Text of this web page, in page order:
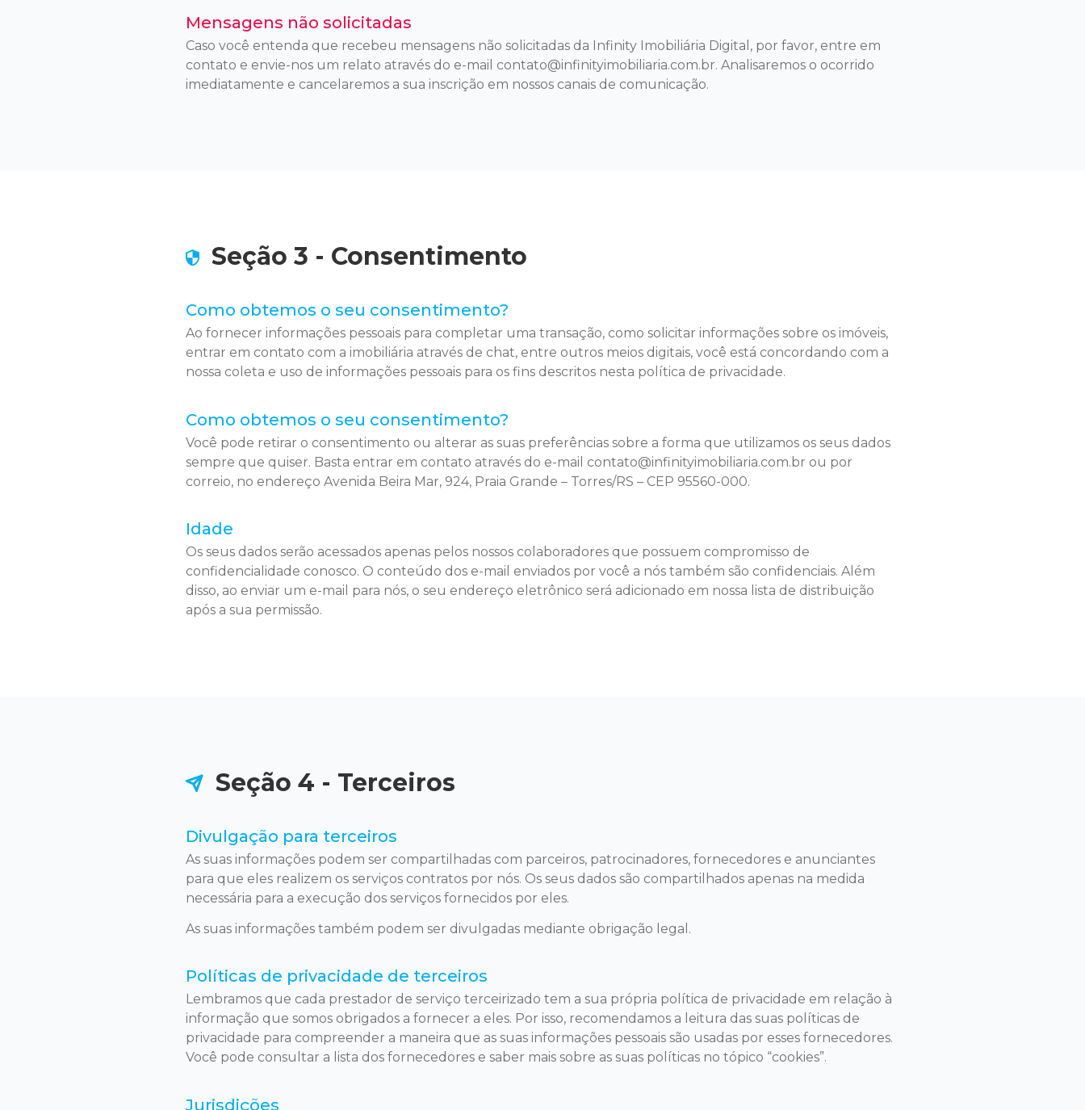
Mensagens não solicitadas
Caso você entenda que recebeu mensagens não solicitadas da Infinity Imobiliária Digital, por favor, entre em
contato e envie-nos um relato através do e-mail contato@infinityimobiliaria.com.br. Analisaremos o ocorrido
imediatamente e cancelaremos a sua inscrição em nossos canais de comunicação.
Seção 3 - Consentimento
Como obtemos o seu consentimento?
Ao fornecer informações pessoais para completar uma transação, como solicitar informações sobre os imóveis,
entrar em contato com a imobiliária através de chat, entre outros meios digitais, você está concordando com a
nossa coleta e uso de informações pessoais para os fins descritos nesta política de privacidade.
Como obtemos o seu consentimento?
Você pode retirar o consentimento ou alterar as suas preferências sobre a forma que utilizamos os seus dados
sempre que quiser. Basta entrar em contato através do e-mail contato@infinityimobiliaria.com.br ou por
correio, no endereço Avenida Beira Mar, 924, Praia Grande – Torres/RS – CEP 95560-000.
Idade
Os seus dados serão acessados apenas pelos nossos colaboradores que possuem compromisso de
confidencialidade conosco. O conteúdo dos e-mail enviados por você a nós também são confidenciais. Além
disso, ao enviar um e-mail para nós, o seu endereço eletrônico será adicionado em nossa lista de distribuição
após a sua permissão.
Seção 4 - Terceiros
Divulgação para terceiros
As suas informações podem ser compartilhadas com parceiros, patrocinadores, fornecedores e anunciantes
para que eles realizem os serviços contratos por nós. Os seus dados são compartilhados apenas na medida
necessária para a execução dos serviços fornecidos por eles.
As suas informações também podem ser divulgadas mediante obrigação legal.
Políticas de privacidade de terceiros
Lembramos que cada prestador de serviço terceirizado tem a sua própria política de privacidade em relação à
informação que somos obrigados a fornecer a eles. Por isso, recomendamos a leitura das suas políticas de
privacidade para compreender a maneira que as suas informações pessoais são usadas por esses fornecedores.
Você pode consultar a lista dos fornecedores e saber mais sobre as suas políticas no tópico “cookies”.
Jurisdições